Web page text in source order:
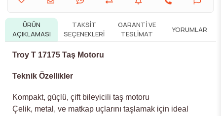
ÜRÜN
AÇIKLAMASI
TAKSIT
SEÇENEKLERI
GARANTI VE
TESLIMAT
YORUMLAR
Troy T 17175 Taş Motoru
Teknik Özellikler
Kompakt, güçlü, çift bileyicili taş motoru
Çelik, metal, ve matkap uçlarını taşlamak için ideal